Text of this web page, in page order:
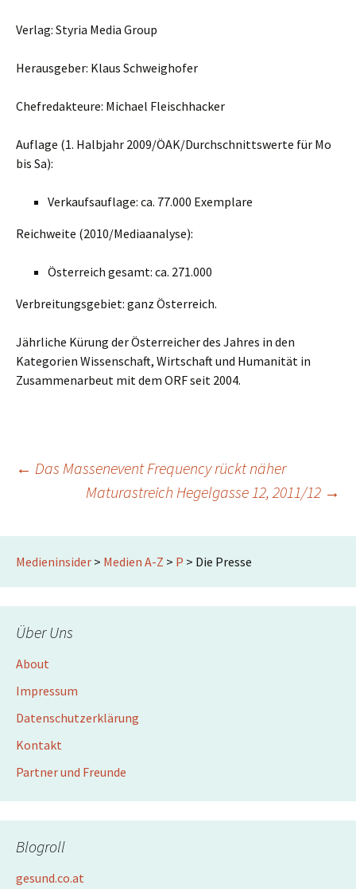
Verlag: Styria Media Group
Herausgeber: Klaus Schweighofer
Chefredakteure: Michael Fleischhacker
Auflage (1. Halbjahr 2009/ÖAK/Durchschnittswerte für Mo
bis Sa):
Verkaufsauflage: ca. 77.000 Exemplare
Reichweite (2010/Mediaanalyse):
Österreich gesamt: ca. 271.000
Verbreitungsgebiet: ganz Österreich.
Jährliche Kürung der Österreicher des Jahres in den
Kategorien Wissenschaft, Wirtschaft und Humanität in
Zusammenarbeut mit dem ORF seit 2004.
Beitrags-
Navigation
← Das Massenevent Frequency rückt näher
Maturastreich Hegelgasse 12, 2011/12 →
Medieninsider > Medien A-Z > P > Die Presse
Über Uns
About
Impressum
Datenschutzerklärung
Kontakt
Partner und Freunde
Blogroll
gesund.co.at